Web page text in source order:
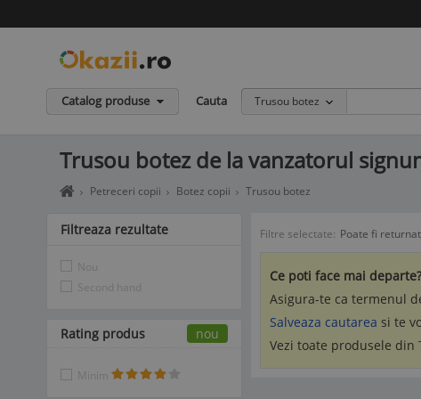
Catalog produse Cauta Trusou botez
Trusou botez de la vanzatorul
Home
-
in
siguranta
vanzatori
incredere
Petreceri copii Botez copii Trusou botez
Filtre selectate: Poate fi returnat
Ce poti face mai departe?
Asigura-te ca termenul
Salveaza cautarea si te
Vezi toate produsele din
Filtreaza rezultate
Nou
Second hand
Rating produs nou
Minim